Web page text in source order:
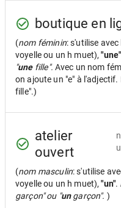
boutique en
(nom féminin: s'utilise
voyelle ou un h muet),"une"
"unefille". Avec un nom
on ajoute un "e" à
fille".)
atelier
ouvert
(nom masculin: s'utilise
voyelle ou un h muet),"un".
garçon" ou "ungarçon". )